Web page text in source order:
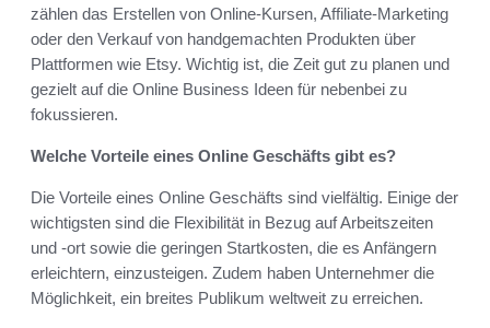
zählen das Erstellen von Online-Kursen, Affiliate-Marketing
oder den Verkauf von handgemachten Produkten über
Plattformen wie Etsy. Wichtig ist, die Zeit gut zu planen und
gezielt auf die Online Business Ideen für nebenbei zu
fokussieren.
Welche Vorteile eines Online Geschäfts gibt es?
Die Vorteile eines Online Geschäfts sind vielfältig. Einige der
wichtigsten sind die Flexibilität in Bezug auf Arbeitszeiten
und -ort sowie die geringen Startkosten, die es Anfängern
erleichtern, einzusteigen. Zudem haben Unternehmer die
Möglichkeit, ein breites Publikum weltweit zu erreichen.